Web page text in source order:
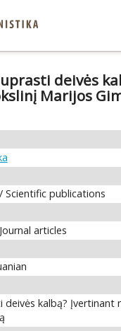
deivės
Marijos
Scientific publications
articles
deivės kalbą? Įvertinant